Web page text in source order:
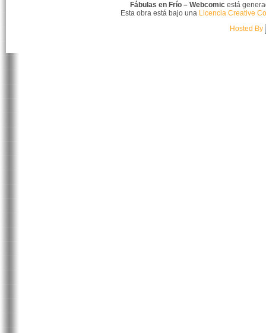
Fábulas en Frío – Webcomicestá
Esta obra está bajo una Licencia Creative
Hosted By